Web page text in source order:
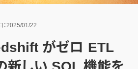
：2025/01/22
がゼロ ETL